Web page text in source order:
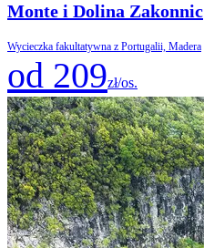
Monte i Dolina Zakonnic
Wycieczka fakultatywna z Portugalii, Madera
od 209zł/os.